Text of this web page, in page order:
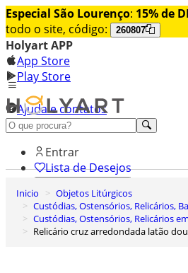
Especial São Lourenço: 15% de
todo o site, código:
260807
Holyart APP
App Store
Play Store
Ajuda e contatos
Conheça premium
Entrar
Lista de Desejos
0
Carrinho de Compras
Inicio
Objetos Litúrgicos
Custódias, Ostensórios, Relicários,
Custódias, Ostensórios, Relicários
Relicário cruz arredondada latão